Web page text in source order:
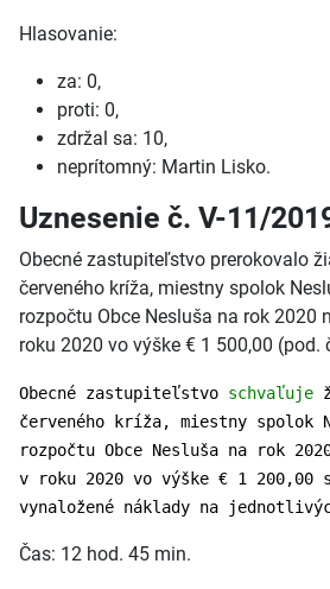
Hlasovanie:
za: 0,
proti: 0,
zdržal sa: 10,
neprítomný: Martin Lisko.
Uznesenie č. V-11/
Obecné zastupiteľstvo prerokovalo
červeného kríža, miestny spolok
rozpočtu Obce Nesluša na rok 2020
roku 2020 vo výške € 1 500,00 (pod.
Obecné zastupiteľstvo schvaľuje
červeného kríža, miestny spolok
rozpočtu Obce Nesluša na rok
v roku 2020 vo výške € 1 200,00
vynaložené náklady na
Čas: 12 hod. 45 min.